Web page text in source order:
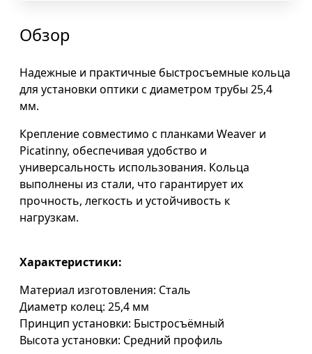
Обзор
Надежные и практичные быстросъемные кольца
для установки оптики с диаметром трубы 25,4
мм.
Крепление совместимо с планками Weaver и
Picatinny, обеспечивая удобство и
универсальность использования. Кольца
выполнены из стали, что гарантирует их
прочность, легкость и устойчивость к
нагрузкам.
Характеристики:
Материал изготовления: Сталь
Диаметр колец: 25,4 мм
Принцип установки: Быстросъёмный
Высота установки: Средний профиль